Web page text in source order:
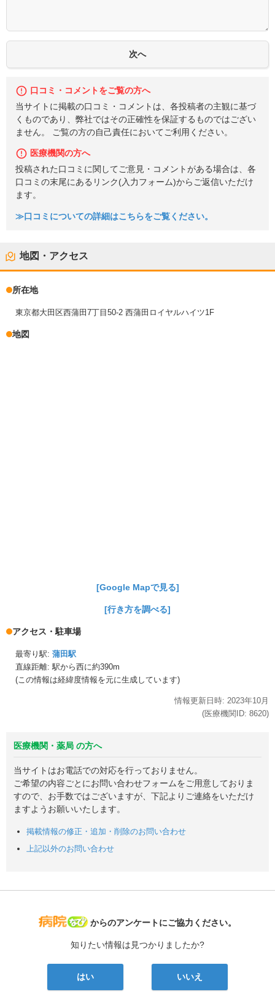
口コミ・コメントをご覧の方へ
当サイトに掲載の口コミ・コメントは、各投稿者の主観に基づ
くものであり、弊社ではその正確性を保証するものではござい
ません。 ご覧の方の自己責任においてご利用ください。
医療機関の方へ
投稿された口コミに関してご意見・コメントがある場合は、各
口コミの末尾にあるリンク(入力フォーム)からご返信いただけ
ます。
≫口コミについての詳細はこちらをご覧ください。
地図・アクセス
所在地
東京都大田区西蒲田7丁目50-2 西蒲田ロイヤルハイツ1F
地図
[Google Mapで見る]
[行き方を調べる]
アクセス・駐車場
最寄り駅: 蒲田駅
直線距離: 駅から西に約390m
(この情報は経緯度情報を元に生成しています)
情報更新日時: 2023年10月
(医療機関ID: 8620)
医療機関・薬局 の方へ
当サイトはお電話での対応を行っておりません。
ご希望の内容ごとにお問い合わせフォームをご用意しておりま
すので、お手数ではございますが、下記よりご連絡をいただけ
ますようお願いいたします。
掲載情報の修正・追加・削除のお問い合わせ
上記以外のお問い合わせ
病院なび
からのアンケートにご協力ください。
知りたい情報は見つかりましたか?
はい いいえ